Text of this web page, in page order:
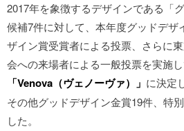
2017年を象徴するデザインである「
候補7件に対して、本年度グッドデザ
ザイン賞受賞者による投票、さらに
会への来場者による一般投票を実施
「Venova（ヴェノーヴァ）」 に決定
その他グッドデザイン金賞19件、特
した。